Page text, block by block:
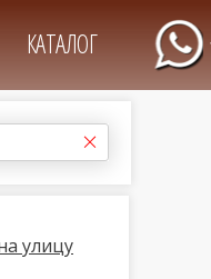
КАТАЛОГ
улицу